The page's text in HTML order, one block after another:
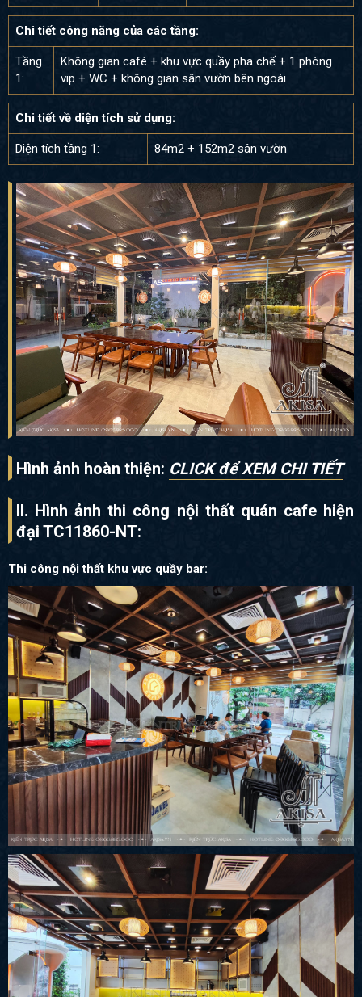
Chi tiết công năng của các tầng:
Tầng
1:
Không gian café + khu vực quầy pha chế + 1 phòng
vip + WC + không gian sân vườn bên ngoài
Chi tiết về diện tích sử dụng:
Diện tích tầng 1: 84m2 + 152m2 sân vườn
Hình ảnh hoàn thiện: CLICK để XEM CHI TIẾT
II. Hình ảnh thi công nội thất quán cafe hiện
đại TC11860-NT:
Thi công nội thất khu vực quầy bar: